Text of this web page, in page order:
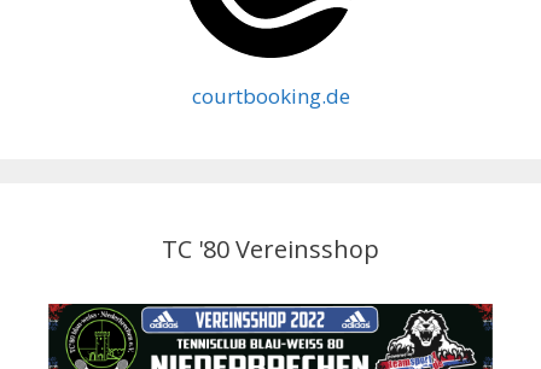
courtbooking.de
TC '80 Vereinsshop